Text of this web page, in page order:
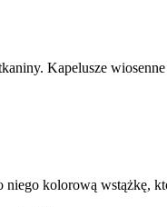
Kapelusze
kolorową wstążkę,